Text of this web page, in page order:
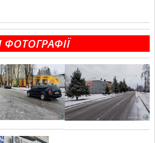
ФОТОГРАФІЇ